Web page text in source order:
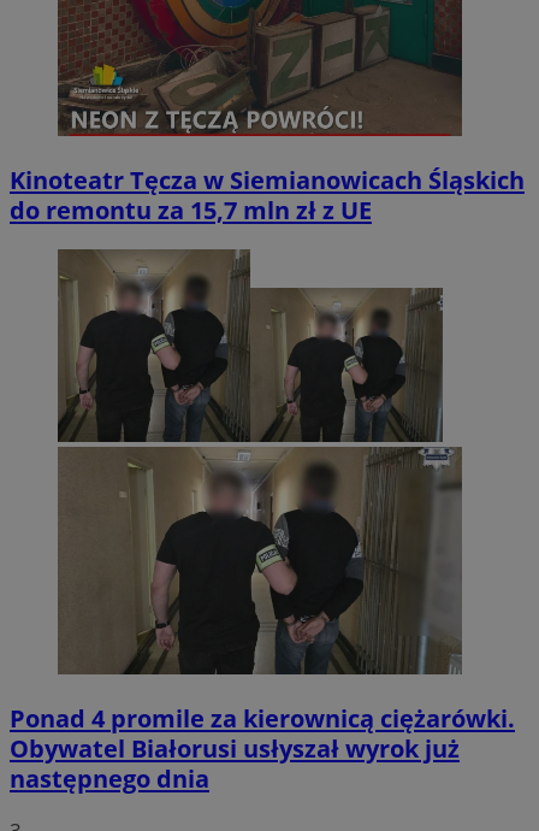
Kinoteatr Tęcza w Siemianowicach Śląskich
do remontu za 15,7 mln zł z UE
Ponad 4 promile za kierownicą ciężarówki.
Obywatel Białorusi usłyszał wyrok już
następnego dnia